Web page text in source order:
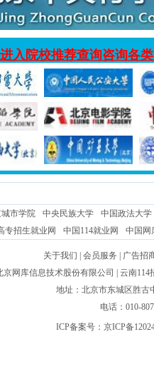
入院校推荐查询咨询各
市学院 中央民族大学
中国政法大学
专招生就业网 中国114就业网 中国网
关于我们 | 会员服务 | 广告招
京网库信息技术股份有限公司 | 云南
地址：北京市东城区胜
电话：010-
ICP备案号： 京ICP备